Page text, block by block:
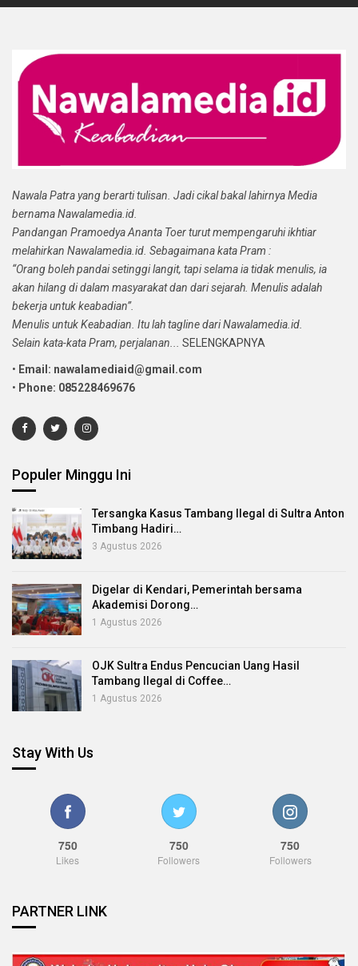
Nawala Patra yang berarti tulisan. Jadi cikal bakal lahirnya Media
bernama Nawalamedia.id.
Pandangan Pramoedya Ananta Toer turut mempengaruhi ikhtiar
melahirkan Nawalamedia.id. Sebagaimana kata Pram :
“Orang boleh pandai setinggi langit, tapi selama ia tidak menulis, ia
akan hilang di dalam masyarakat dan dari sejarah. Menulis adalah
bekerja untuk keabadian”.
Menulis untuk Keabadian. Itu lah tagline dari Nawalamedia.id.
Selain kata-kata Pram, perjalanan...
SELENGKAPNYA
• Email: nawalamediaid@gmail.com
• Phone: 085228469676
Populer Minggu Ini
Tersangka Kasus Tambang Ilegal di Sultra Anton
Timbang Hadiri…
3 Agustus 2026
Digelar di Kendari, Pemerintah bersama
Akademisi Dorong…
1 Agustus 2026
OJK Sultra Endus Pencucian Uang Hasil
Tambang Ilegal di Coffee…
1 Agustus 2026
Stay With Us
750
Likes
750
Followers
750
Followers
PARTNER LINK